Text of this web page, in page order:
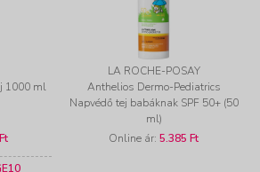
1000 ml
LA ROCHE-POSAY
Anthelios Dermo-Pediatrics
Napvédő tej babáknak SPF 50+ (50
ml)
Online ár: 5.385 Ft